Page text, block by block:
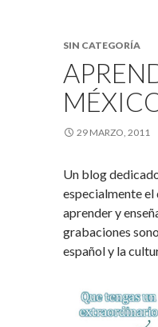
SIN CATEGORÍA
29 MARZO, 2011
Un blog
especialmente
aprender y
grabaciones
español y la